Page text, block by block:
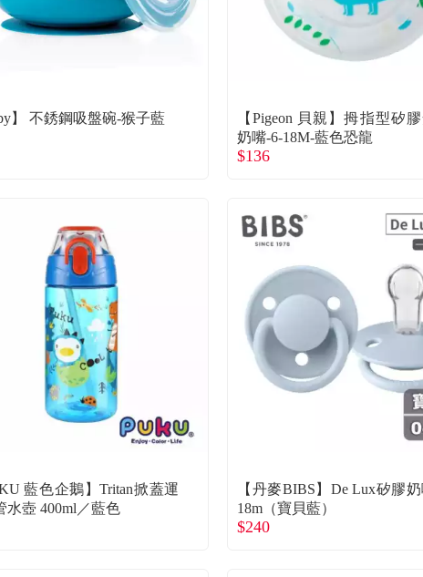
】 不銹鋼吸盤碗-猴子藍
【Pigeon 貝親】拇指型矽
奶嘴-6-18M-藍色恐龍
$136
藍色企鵝】Tritan掀蓋運
水壺 400ml／藍色
【丹麥BIBS】De Lux矽膠
18m（寶貝藍）
$240